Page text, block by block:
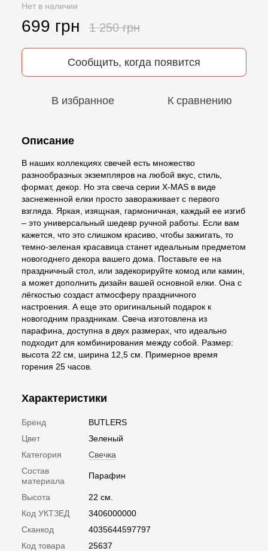
Нет в наличии
699 грн 1 250 грн
Сообщить, когда появится
В избранное К сравнению
Описание
В наших коллекциях свечей есть множество
разнообразных экземпляров на любой вкус, стиль,
формат, декор. Но эта свеча серии X-MAS в виде
заснеженной елки просто завораживает с первого
взгляда. Яркая, изящная, гармоничная, каждый ее изгиб
– это универсальный шедевр ручной работы. Если вам
кажется, что это слишком красиво, чтобы зажигать, то
темно-зеленая красавица станет идеальным предметом
новогоднего декора вашего дома. Поставьте ее на
праздничный стол, или задекорируйте комод или камин,
а может дополнить дизайн вашей основной елки. Она с
лёгкостью создаст атмосферу праздничного
настроения. А еще это оригинальный подарок к
новогодним праздникам. Свеча изготовлена из
парафина, доступна в двух размерах, что идеально
подходит для комбинирования между собой. Размер:
высота 22 см, ширина 12,5 см. Примерное время
горения 25 часов.
Характеристики
Бренд
BUTLERS
Цвет
Зеленый
Категория
Свечка
Состав
материала
Парафин
Высота
22 см.
Код УКТЗЕД
3406000000
Сканкод
4035644597797
Код товара
25637